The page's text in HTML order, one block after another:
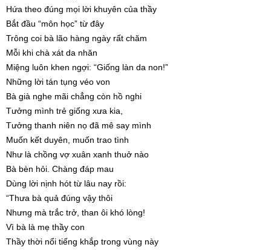
Hứa theo đúng mọi lời khuyên của thầy
Bắt đầu “môn học” từ đây
Trông coi bà lão hàng ngày rất chăm
Mỗi khi chà xát da nhăn
Miệng luôn khen ngợi: “Giống làn da non!”
Những lời tán tụng véo von
Bà già nghe mãi chẳng còn hồ nghi
Tưởng mình trẻ giống xưa kia,
Tưởng thanh niên nọ đã mê say mình
Muốn kết duyên, muốn trao tình
Như là chồng vợ xuân xanh thuở nào
Bà bèn hỏi. Chàng đáp mau
Dùng lời nịnh hót từ lâu nay rồi:
“Thưa bà quả đúng vậy thôi
Nhưng mà trắc trở, than ôi khó lòng!
Vì bà là mẹ thầy con
Thầy thời nổi tiếng khắp trong vùng này